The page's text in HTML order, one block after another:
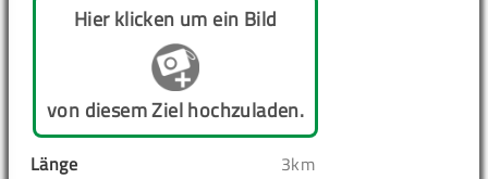
Hier klicken um ein Bild
von diesem Ziel hochzuladen.
Länge
3km